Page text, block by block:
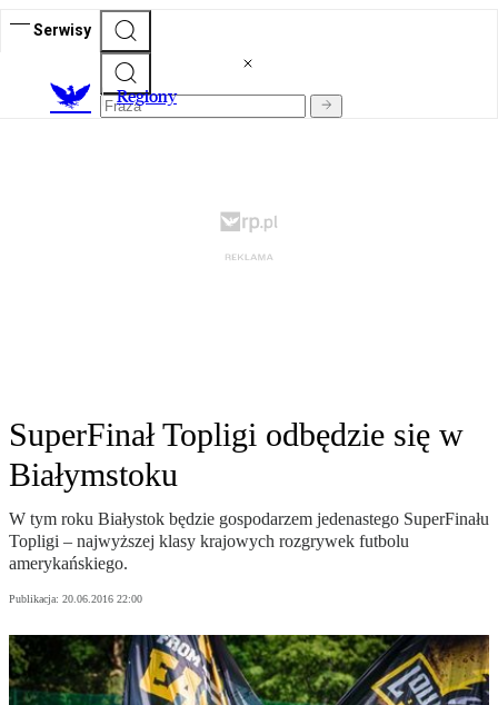
Serwisy
Regiony
SuperFinał Topligi odbędzie się w
Białymstoku
W tym roku Białystok będzie gospodarzem jedenastego SuperFinału
Topligi – najwyższej klasy krajowych rozgrywek futbolu
amerykańskiego.
Publikacja: 20.06.2016 22:00